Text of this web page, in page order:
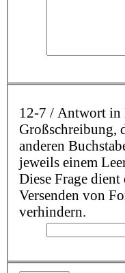
12-7 / Antwort in Buchstaben, 1.Buchstabe
Großschreibung,
anderen
jeweils einem
Diese Frage dient
Versenden von
verhindern.